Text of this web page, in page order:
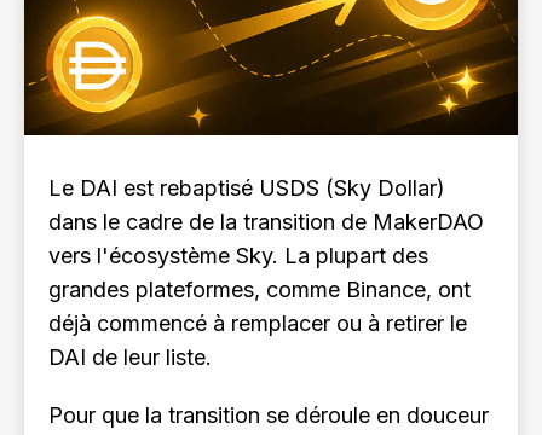
Le DAI est rebaptisé USDS (Sky Dollar)
dans le cadre de la transition de MakerDAO
vers l'écosystème Sky. La plupart des
grandes plateformes, comme Binance, ont
déjà commencé à remplacer ou à retirer le
DAI de leur liste.
Pour que la transition se déroule en douceur